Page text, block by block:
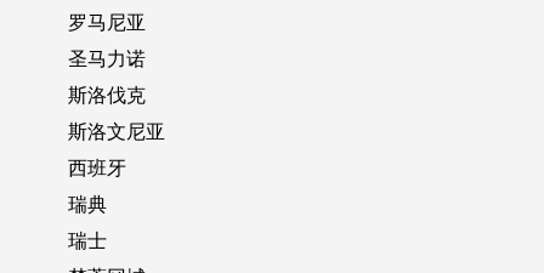
罗马尼亚
圣马力诺
斯洛伐克
斯洛文尼亚
西班牙
瑞典
瑞士